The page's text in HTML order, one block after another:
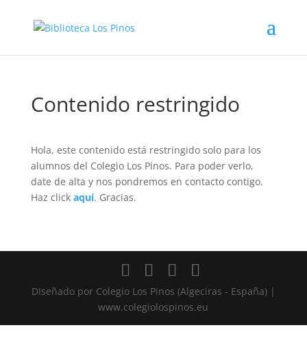
Contenido restringido
Hola, este contenido está restringido solo para los
alumnos del Colegio Los Pinos. Para poder verlo,
date de alta y nos pondremos en contacto contigo.
Haz click aquí. Gracias.
DIseñado por Colegio Los Pinos (Algeciras - España) |
www.colegiolospinos.eu